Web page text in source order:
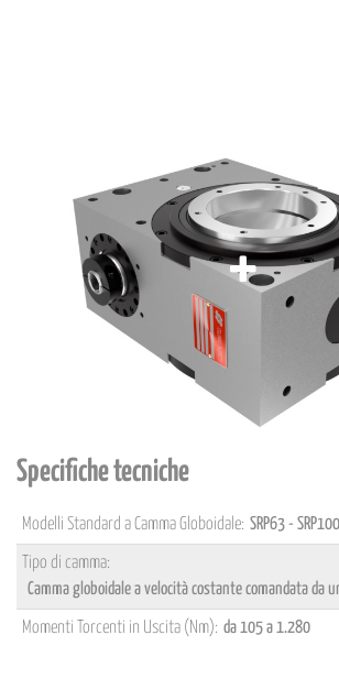
Specifiche tecniche
Modelli Standard a Camma Globoidale: SRP63 -
Tipo di camma:
Camma globoidale a velocità costante comandata da
Momenti Torcenti in Uscita (Nm): da 105 a 1.280